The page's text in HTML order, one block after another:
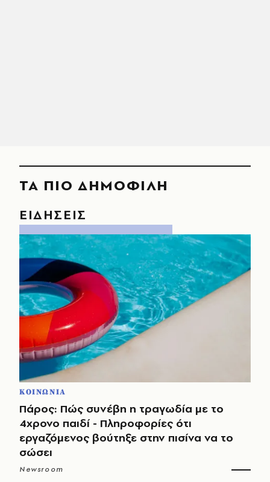
ΤΑ ΠΙΟ ΔΗΜΟΦΙΛΗ
ΕΙΔΗΣΕΙΣ
ΚΟΙΝΩΝΙΑ
Πάρος: Πώς συνέβη η τραγωδία με το
4χρονο παιδί - Πληροφορίες ότι
εργαζόμενος βούτηξε στην πισίνα να το
σώσει
Newsroom